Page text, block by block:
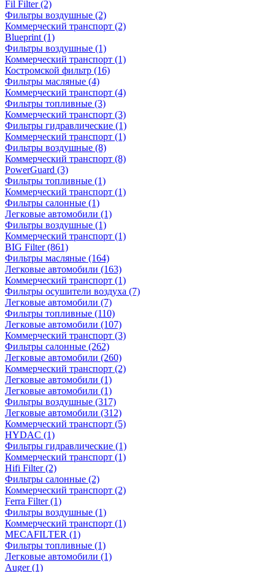
Fil Filter(2)
Фильтры воздушные (2)
Коммерческий транспорт (2)
Blueprint (1)
Фильтры воздушные (1)
Коммерческий транспорт (1)
Костромской фильтр (16)
Фильтры масляные (4)
Коммерческий транспорт (4)
Фильтры топливные (3)
Коммерческий транспорт (3)
Фильтры гидравлические (1)
Коммерческий транспорт (1)
Фильтры воздушные (8)
Коммерческий транспорт (8)
PowerGuard (3)
Фильтры топливные (1)
Коммерческий транспорт (1)
Фильтры салонные (1)
Легковые автомобили (1)
Фильтры воздушные (1)
Коммерческий транспорт (1)
BIG Filter(861)
Фильтры масляные (164)
Легковые автомобили (163)
Коммерческий транспорт (1)
Фильтры осушители воздуха (7)
Легковые автомобили (7)
Фильтры топливные (110)
Легковые автомобили (107)
Коммерческий транспорт (3)
Фильтры салонные (262)
Легковые автомобили (260)
Коммерческий транспорт (2)
Легковые автомобили (1)
Легковые автомобили (1)
Фильтры воздушные (317)
Легковые автомобили (312)
Коммерческий транспорт (5)
HYDAC (1)
Фильтры гидравлические (1)
Коммерческий транспорт (1)
Hifi Filter(2)
Фильтры салонные (2)
Коммерческий транспорт (2)
Ferra Filter(1)
Фильтры воздушные (1)
Коммерческий транспорт (1)
MECAFILTER (1)
Фильтры топливные (1)
Легковые автомобили (1)
Auger(1)